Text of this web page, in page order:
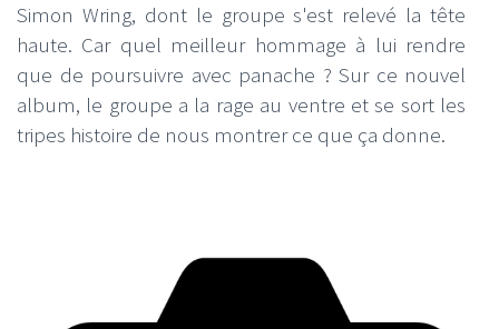
Simon Wring, dont le groupe s'est relevé la tête
haute. Car quel meilleur hommage à lui rendre
que de poursuivre avec panache ? Sur ce nouvel
album, le groupe a la rage au ventre et se sort les
tripes histoire de nous montrer ce que ça donne.